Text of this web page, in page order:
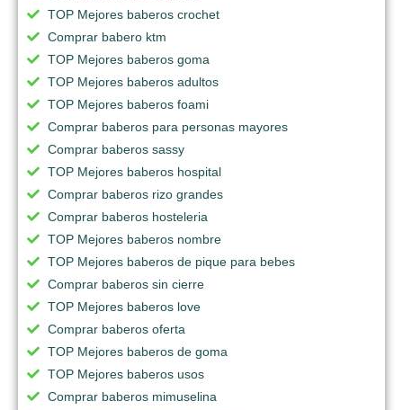
TOP Mejores baberos crochet
Comprar babero ktm
TOP Mejores baberos goma
TOP Mejores baberos adultos
TOP Mejores baberos foami
Comprar baberos para personas mayores
Comprar baberos sassy
TOP Mejores baberos hospital
Comprar baberos rizo grandes
Comprar baberos hosteleria
TOP Mejores baberos nombre
TOP Mejores baberos de pique para bebes
Comprar baberos sin cierre
TOP Mejores baberos love
Comprar baberos oferta
TOP Mejores baberos de goma
TOP Mejores baberos usos
Comprar baberos mimuselina